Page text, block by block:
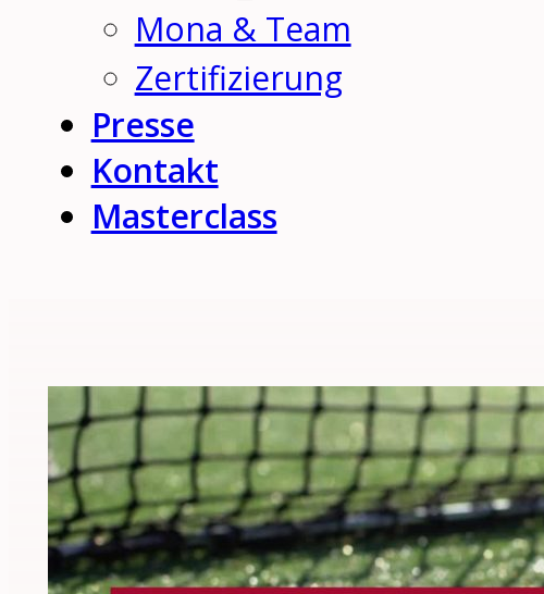
Mona & Team
Zertifizierung
Presse
Kontakt
Masterclass